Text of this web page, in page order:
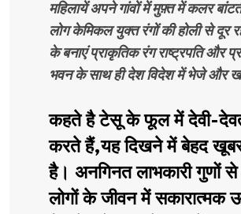
महिलायें अपने गांवों में मुफ़्त में कलर
लोग केमिकल युक्त रंगों की होली से दूर
के बनाएं प्राकृतिक रंग राष्ट्रपति और
भवन के साथ ही देश विदेश में भेजे और
कहते है टेसू के फूल में देवी-
करते हैं,यह दिखने में बेहद
है। अनगिनत लाभकारी गुणों
लोगों के जीवन में सकारात्मक